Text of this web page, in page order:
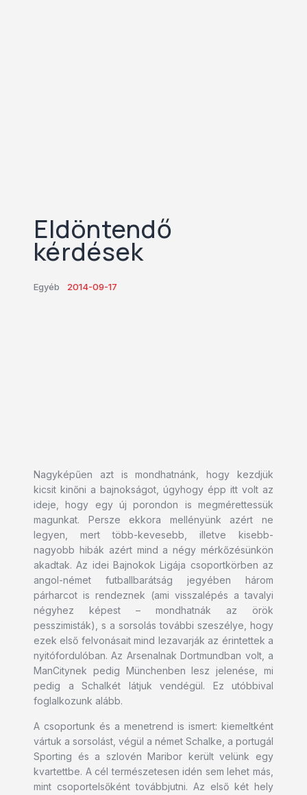
Eldöntendő
kérdések
Egyéb 2014-09-17
Nagyképűen azt is mondhatnánk, hogy kezdjük
kicsit kinőni a bajnokságot, úgyhogy épp itt volt az
ideje, hogy egy új porondon is megmérettessük
magunkat. Persze ekkora mellényünk azért ne
legyen, mert több-kevesebb, illetve kisebb-
nagyobb hibák azért mind a négy mérkőzésünkön
akadtak. Az idei Bajnokok Ligája csoportkörben az
angol-német futballbarátság jegyében három
párharcot is rendeznek (ami visszalépés a tavalyi
négyhez képest – mondhatnák az örök
pesszimisták), s a sorsolás további szeszélye, hogy
ezek első felvonásait mind lezavarják az érintettek a
nyitófordulóban. Az Arsenalnak Dortmundban volt, a
ManCitynek pedig Münchenben lesz jelenése, mi
pedig a Schalkét látjuk vendégül. Ez utóbbival
foglalkozunk alább.
A csoportunk és a menetrend is ismert: kiemeltként
vártuk a sorsolást, végül a német Schalke, a portugál
Sporting és a szlovén Maribor került velünk egy
kvartettbe. A cél természetesen idén sem lehet más,
mint csoportelsőként továbbjutni. Az első két hely